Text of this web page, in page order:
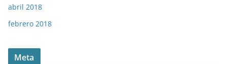
abril 2018
febrero 2018
Meta